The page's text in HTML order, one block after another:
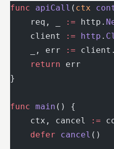
func apiCall ( ctx
    req, _
:= http.
    client
:= http .
    _, err
:= client.
    return
err
}
func main () {
    ctx, cancel
:=
    defer
cancel ()